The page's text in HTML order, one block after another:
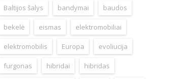
Baltijos šalys bandymai baudos
bekelė eismas elektromobiliai
elektromobilis Europa evoliucija
furgonas hibridai hibridas